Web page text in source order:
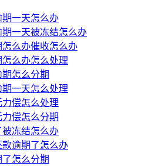
一天怎么办
一天被冻结怎么办
么办催收怎么办
么办怎么处理
怎么分期
一天怎么处理
偿怎么处理
偿怎么分期
被冻结怎么办
逾期了怎么办
怎么分期